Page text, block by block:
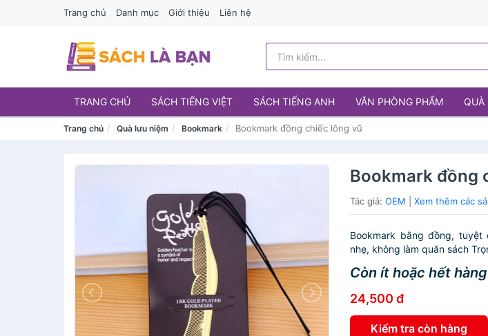
Trang chủ Danh mục Giới thiệu Liên hệ
TRANG CHỦ SÁCH TIẾNG VIỆT SÁCH TIẾNG ANH VĂN PHÒNG PHẨM QUÀ
Trang chủ Quà lưu niệm Bookmark Bookmark đồng chiếc lông vũ
Bookmark đồng
Tác giả:OEM |Xem thêm các
Bookmark bằng đồng, tuyệt
nhẹ, không làm quăn sách
Còn ít hoặc hết hàng
24,500 đ
Kiểm tra còn hàng